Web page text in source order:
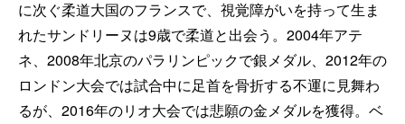
に次ぐ柔道大国のフランスで、視覚障がいを持って生ま
れたサンドリーヌは9歳で柔道と出会う。2004年アテ
ネ、2008年北京のパラリンピックで銀メダル、2012年の
ロンドン大会では試合中に足首を骨折する不運に見舞わ
るが、2016年のリオ大会では悲願の金メダルを獲得。ベ